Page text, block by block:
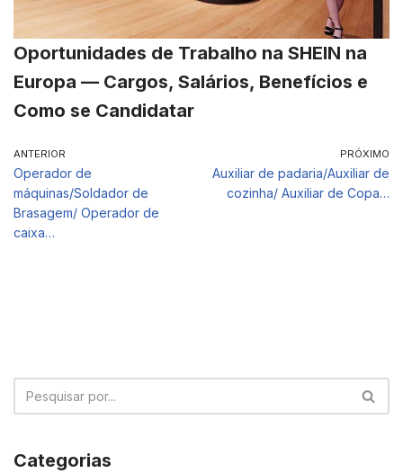
Oportunidades de Trabalho na SHEIN na
Europa — Cargos, Salários, Benefícios e
Como se Candidatar
ANTERIOR
Operador de
máquinas/Soldador de
Brasagem/ Operador de
caixa…
PRÓXIMO
Auxiliar de padaria/Auxiliar de
cozinha/ Auxiliar de Copa…
Categorias